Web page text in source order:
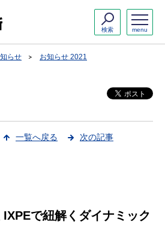
menu
検索
らせ お知らせ 2021
一覧へ戻る 次の記事
で紐解くダイナミック